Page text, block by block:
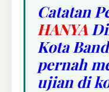
Catatan
HANYA
Kota
pernah
ujian di